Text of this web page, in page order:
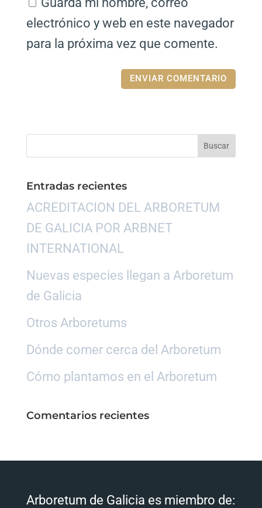
electrónico y web en este navegador
para la próxima vez que comente.
Entradas recientes
ACREDITACION DEL ARBORETUM
DE GALICIA POR ARBNET
INTERNATIONAL
Nuevas especies llegan a Arboretum
de Galicia
Otros Arboretums
Dónde comer cerca del Arboretum
Cómo plantamos en el Arboretum
Comentarios recientes
Arboretum de Galicia es miembro de: